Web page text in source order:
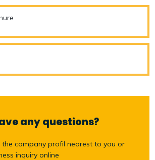
any questions?
company profil nearest to you or
inquiry online